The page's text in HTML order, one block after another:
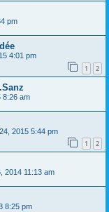
pm
4:01 pm
1 2
8:26 am
2015 5:44 pm
1 2
2014 11:13 am
8:25 pm